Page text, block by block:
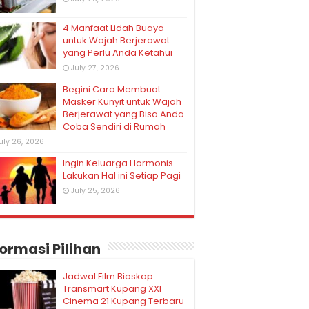
4 Manfaat Lidah Buaya
untuk Wajah Berjerawat
yang Perlu Anda Ketahui
July 27, 2026
Begini Cara Membuat
Masker Kunyit untuk Wajah
Berjerawat yang Bisa Anda
Coba Sendiri di Rumah
26, 2026
Ingin Keluarga Harmonis
Lakukan Hal ini Setiap Pagi
July 25, 2026
Pilihan
Jadwal Film Bioskop
Transmart Kupang XXI
Cinema 21 Kupang Terbaru